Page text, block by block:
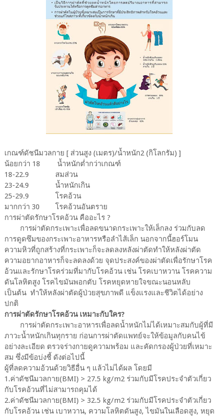
เกณฑ์ดัชนีมวลกาย [ ส่วนสูง (เมตร)/น้ำหนัก2 (กิโลกรัม) ]
น้อยกว่า 18
น้ำหนักต่ำกว่าเกณฑ์
18-22.9
สมส่วน
23-24.9
น้ำหนักเกิน
25-29.9
โรคอ้วน
มากกว่า 30
โรคอ้วนอันตราย
การผ่าตัดรักษาโรคอ้วน คืออะไร ?
การผ่าตัดกระเพาะเพื่อลดขนาดกระเพาะให้เล็กลง ร่วมกับลด
การดูดซึมของกระเพาะอาหารหรือลำไส้เล็ก นอกจากนี้ฮอร์โมน
ความหิวที่ถูกสร้างที่กระเพาะก็จะลดลงหลังผ่าตัดทำให้หลังผ่าตัด
ความอยากอาหารก็จะลดลงด้วย จุดประสงค์ของผ่าตัดเพื่อรักษาโรค
อ้วนและรักษาโรคร่วมที่มากับโรคอ้วน เช่น โรคเบาหวาน โรคความ
ดันโลหิตสูง โรคไขมันพอกตับ โรคหยุดหายใจขณะนอนหลับ
เป็นต้น ทำให้หลังผ่าตัดผู้ป่วยสุขภาพดี แข็งแรงและชีวิตได้อย่าง
ปกติ
การผ่าตัดรักษาโรคอ้วน เหมาะกับใคร?
การผ่าตัดกระเพาะอาหารเพื่อลดน้ำหนักไม่ได้เหมาะสมกับผู้ที่มี
ภาวะน้ำหนักเกินทุกราย ก่อนการผ่าตัดแพทย์จะให้ข้อมูลกับคนไข้
อย่างละเอียด ตรวจร่างกายดูความพร้อม และคัดกรองผู้ป่วยที่เหมาะ
สม ซึ่งมีข้อบ่งชี้ ดังต่อไปนี้
ผู้ที่ลดความอ้วนด้วยวิธีอื่น ๆ แล้วไม่ได้ผล โดยมี
1.ค่าดัชนีมวลกาย(BMI) > 27.5 kg/m2 ร่วมกับมีโรคประจำตัวเกี่ยว
กับโรคอ้วนที่ไม่สามารถคุมได้
2.ค่าดัชนีมวลกาย(BMI) > 32.5 kg/m2 ร่วมกับมีโรคประจำตัวเกี่ยว
กับโรคอ้วน เช่น เบาหวาน, ความโลหิตดันสูง, ไขมันในเลือดสูง, หยุด